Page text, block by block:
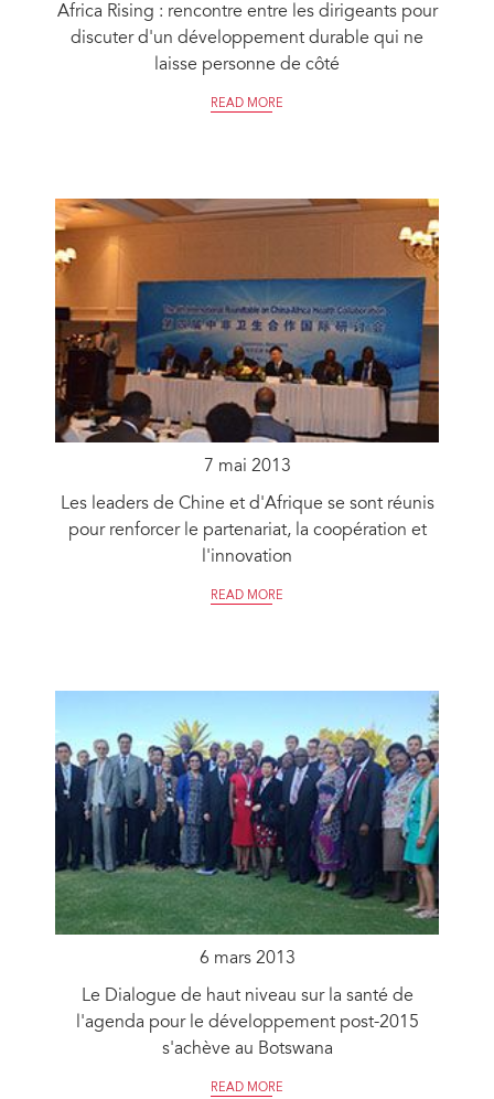
Africa Rising : rencontre entre les dirigeants pour
discuter d'un développement durable qui ne
laisse personne de côté
READ MORE
7 mai 2013
Les leaders de Chine et d'Afrique se sont réunis
pour renforcer le partenariat, la coopération et
l'innovation
READ MORE
6 mars 2013
Le Dialogue de haut niveau sur la santé de
l'agenda pour le développement post-2015
s'achève au Botswana
READ MORE